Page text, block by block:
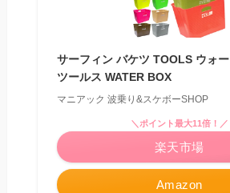
サーフィン バケツ TOOLS ウォ
ツールス WATER BOX
マニアック 波乗り&スケボーSHOP
Amazon
＼ポイント最大11倍！／
楽天市場